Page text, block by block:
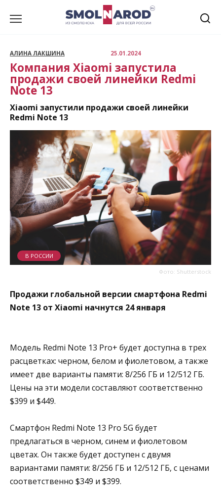
АЛИНА ЛАКШИНА 25.01.2024
Компания Xiaomi запустила
продажи своей линейки Redmi
Note 13
Xiaomi запустили продажи своей линейки
Redmi Note 13
Фото: Shutterstock
В РОССИИ
Продажи глобальной версии смартфона Redmi
Note 13 от Xiaomi начнутся 24 января
Модель Redmi Note 13 Pro+ будет доступна в трех
расцветках: черном, белом и фиолетовом, а также
имеет две варианты памяти: 8/256 ГБ и 12/512 ГБ.
Цены на эти модели составляют соответственно
$399 и $449.
Смартфон Redmi Note 13 Pro 5G будет
предлагаться в черном, синем и фиолетовом
цветах. Он также будет доступен с двумя
вариантами памяти: 8/256 ГБ и 12/512 ГБ, с ценами
соответственно $349 и $399.